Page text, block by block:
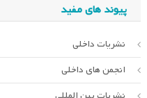
پیوند های مفید
نشریات داخلی
انجمن های داخلی